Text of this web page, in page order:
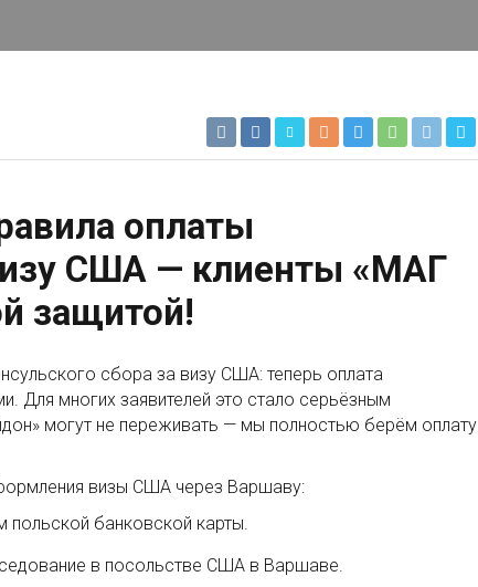
оплаты
США — клиенты «МАГ
защитой!
сбора за визу США: теперь оплата
Для многих заявителей это стало серьёзным
могут не переживать — мы полностью берём оплату
визы США через Варшаву:
польской банковской карты.
в посольстве США в Варшаве.